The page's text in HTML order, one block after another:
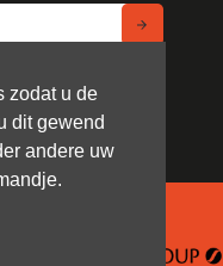
zodat u de
dit gewend
andere uw